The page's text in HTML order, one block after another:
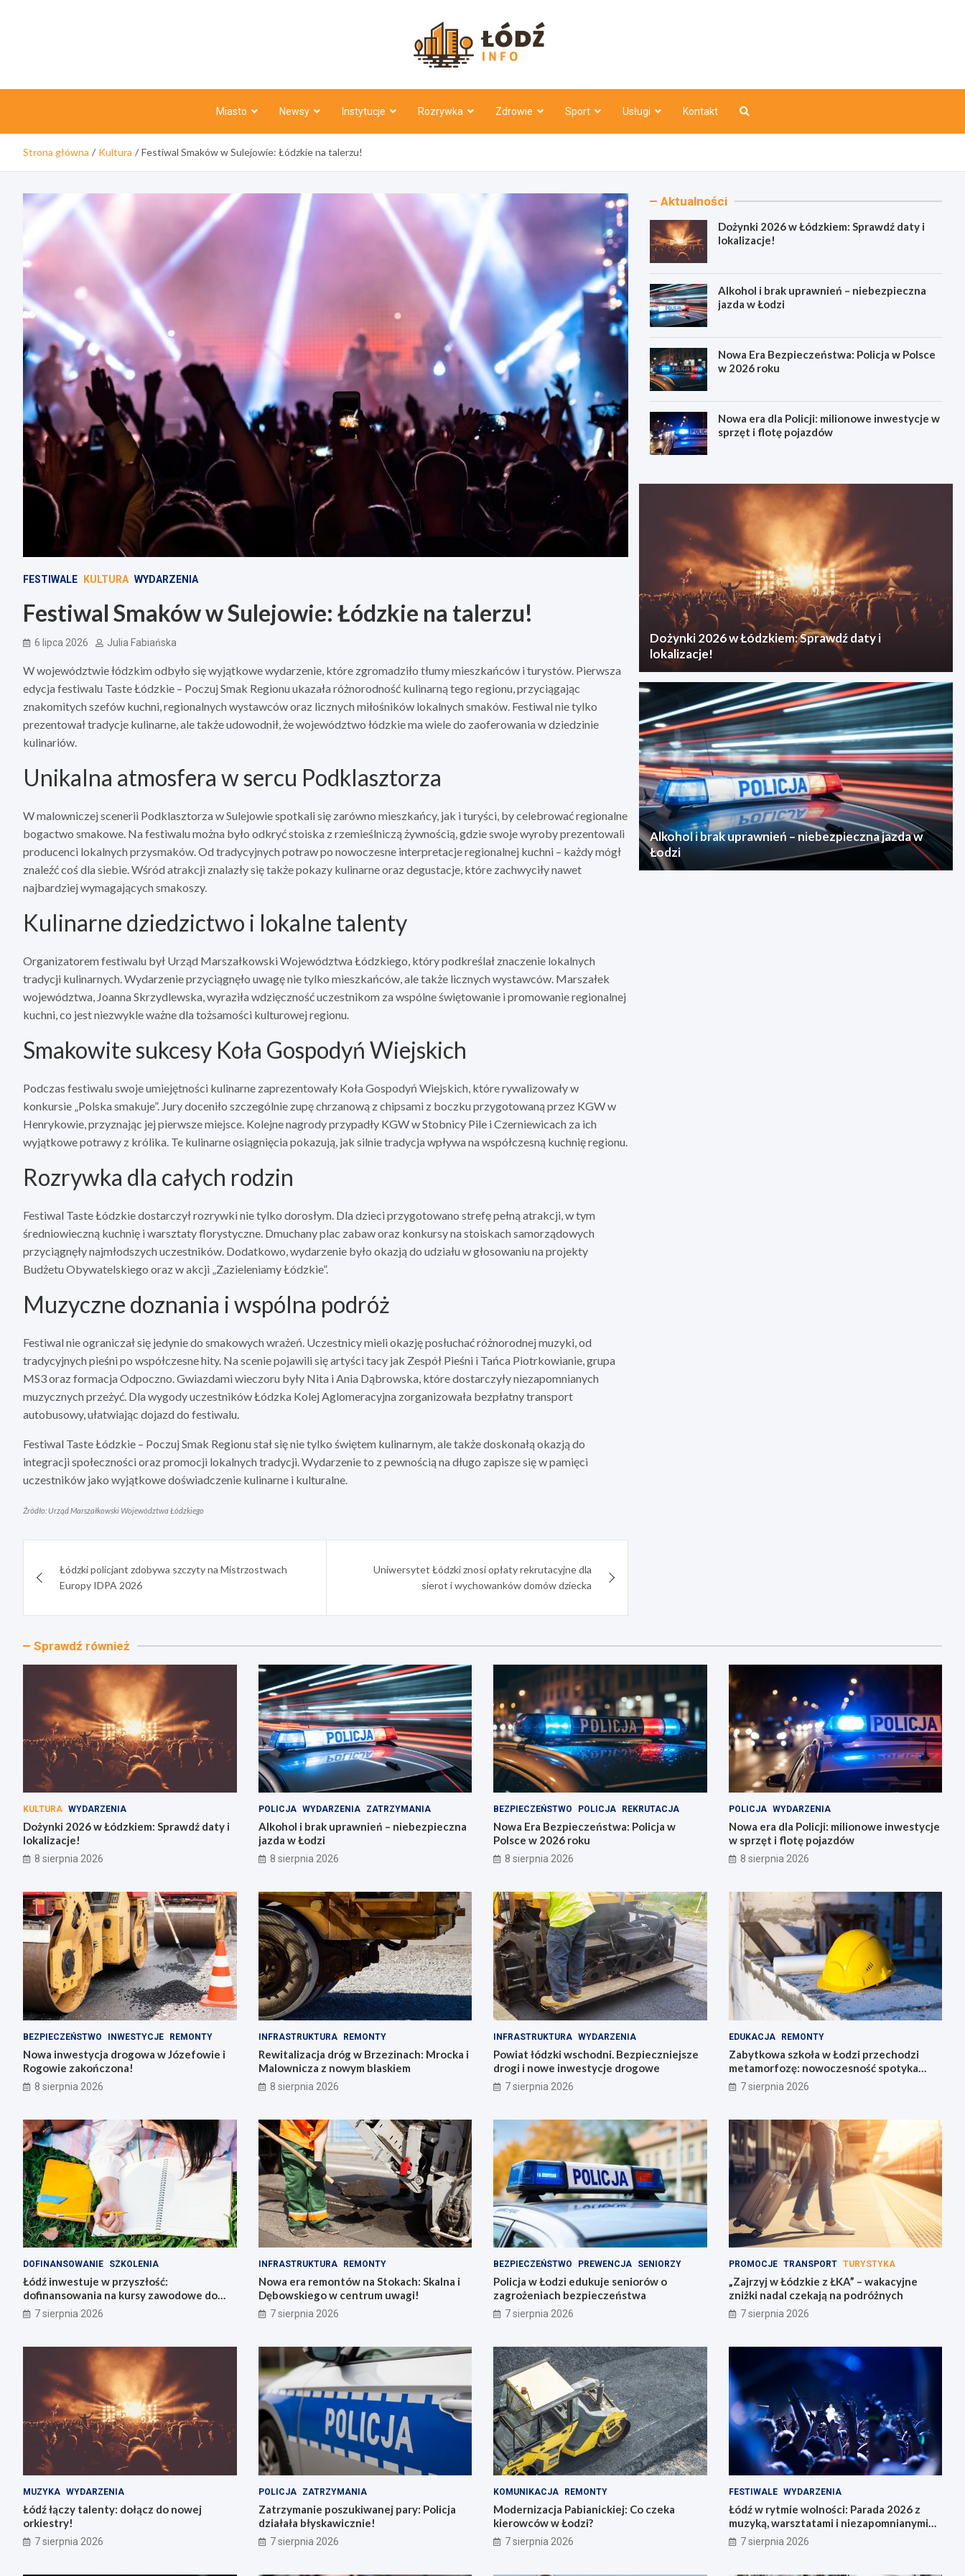
Miasto Newsy Instytucje Rozrywka Zdrowie Sport Usługi Kontakt
Strona główna Kultura Festiwal Smaków w Sulejowie: Łódzkie na talerzu!
FESTIWALE KULTURA WYDARZENIA
Festiwal Smaków w Sulejowie: Łódzkie na talerzu!
6 lipca 2026 Julia Fabiańska
W województwie łódzkim odbyło się wyjątkowe wydarzenie, które zgromadziło tłumy mieszkańców i turystów. Pierwsza
edycja festiwalu Taste Łódzkie – Poczuj Smak Regionu ukazała różnorodność kulinarną tego regionu, przyciągając
znakomitych szefów kuchni, regionalnych wystawców oraz licznych miłośników lokalnych smaków. Festiwal nie tylko
prezentował tradycje kulinarne, ale także udowodnił, że województwo łódzkie ma wiele do zaoferowania w dziedzinie
kulinariów.
Unikalna atmosfera w sercu Podklasztorza
W malowniczej scenerii Podklasztorza w Sulejowie spotkali się zarówno mieszkańcy, jak i turyści, by celebrować regionalne
bogactwo smakowe. Na festiwalu można było odkryć stoiska z rzemieślniczą żywnością, gdzie swoje wyroby prezentowali
producenci lokalnych przysmaków. Od tradycyjnych potraw po nowoczesne interpretacje regionalnej kuchni – każdy mógł
znaleźć coś dla siebie. Wśród atrakcji znalazły się także pokazy kulinarne oraz degustacje, które zachwyciły nawet
najbardziej wymagających smakoszy.
Kulinarne dziedzictwo i lokalne talenty
Organizatorem festiwalu był Urząd Marszałkowski Województwa Łódzkiego, który podkreślał znaczenie lokalnych
tradycji kulinarnych. Wydarzenie przyciągnęło uwagę nie tylko mieszkańców, ale także licznych wystawców. Marszałek
województwa, Joanna Skrzydlewska, wyraziła wdzięczność uczestnikom za wspólne świętowanie i promowanie regionalnej
kuchni, co jest niezwykle ważne dla tożsamości kulturowej regionu.
Smakowite sukcesy Koła Gospodyń Wiejskich
Podczas festiwalu swoje umiejętności kulinarne zaprezentowały Koła Gospodyń Wiejskich, które rywalizowały w
konkursie „Polska smakuje”. Jury doceniło szczególnie zupę chrzanową z chipsami z boczku przygotowaną przez KGW w
Henrykowie, przyznając jej pierwsze miejsce. Kolejne nagrody przypadły KGW w Stobnicy Pile i Czerniewicach za ich
wyjątkowe potrawy z królika. Te kulinarne osiągnięcia pokazują, jak silnie tradycja wpływa na współczesną kuchnię regionu.
Rozrywka dla całych rodzin
Festiwal Taste Łódzkie dostarczył rozrywki nie tylko dorosłym. Dla dzieci przygotowano strefę pełną atrakcji, w tym
średniowieczną kuchnię i warsztaty florystyczne. Dmuchany plac zabaw oraz konkursy na stoiskach samorządowych
przyciągnęły najmłodszych uczestników. Dodatkowo, wydarzenie było okazją do udziału w głosowaniu na projekty
Budżetu Obywatelskiego oraz w akcji „Zazieleniamy Łódzkie”.
Muzyczne doznania i wspólna podróż
Festiwal nie ograniczał się jedynie do smakowych wrażeń. Uczestnicy mieli okazję posłuchać różnorodnej muzyki, od
tradycyjnych pieśni po współczesne hity. Na scenie pojawili się artyści tacy jak Zespół Pieśni i Tańca Piotrkowianie, grupa
MS3 oraz formacja Odpoczno. Gwiazdami wieczoru były Nita i Ania Dąbrowska, które dostarczyły niezapomnianych
muzycznych przeżyć. Dla wygody uczestników Łódzka Kolej Aglomeracyjna zorganizowała bezpłatny transport
autobusowy, ułatwiając dojazd do festiwalu.
Festiwal Taste Łódzkie – Poczuj Smak Regionu stał się nie tylko świętem kulinarnym, ale także doskonałą okazją do
integracji społeczności oraz promocji lokalnych tradycji. Wydarzenie to z pewnością na długo zapisze się w pamięci
uczestników jako wyjątkowe doświadczenie kulinarne i kulturalne.
Źródło: Urząd Marszałkowski Województwa Łódzkiego
wpisuŁódzki policjant zdobywa szczyty na Mistrzostwach
Europy IDPA 2026
Uniwersytet Łódzki znosi opłaty rekrutacyjne dla
sierot i wychowanków domów dziecka
Aktualności
Dożynki 2026 w Łódzkiem: Sprawdź daty i
lokalizacje!
Alkohol i brak uprawnień – niebezpieczna
jazda w Łodzi
Nowa Era Bezpieczeństwa: Policja w Polsce
w 2026 roku
Nowa era dla Policji: milionowe inwestycje w
sprzęt i flotę pojazdów
Dożynki 2026 w Łódzkiem: Sprawdź daty i
lokalizacje!
Alkohol i brak uprawnień – niebezpieczna jazda w
Łodzi
Sprawdź również
KULTURA WYDARZENIA
Dożynki 2026 w Łódzkiem: Sprawdź daty i
lokalizacje!
8 sierpnia 2026
POLICJA WYDARZENIA ZATRZYMANIA
Alkohol i brak uprawnień – niebezpieczna
jazda w Łodzi
8 sierpnia 2026
BEZPIECZEŃSTWO POLICJA REKRUTACJA
Nowa Era Bezpieczeństwa: Policja w
Polsce w 2026 roku
8 sierpnia 2026
POLICJA WYDARZENIA
Nowa era dla Policji: milionowe inwestycje
w sprzęt i flotę pojazdów
8 sierpnia 2026
BEZPIECZEŃSTWO INWESTYCJE REMONTY
Nowa inwestycja drogowa w Józefowie i
Rogowie zakończona!
8 sierpnia 2026
INFRASTRUKTURA REMONTY
Rewitalizacja dróg w Brzezinach: Mrocka i
Malownicza z nowym blaskiem
8 sierpnia 2026
INFRASTRUKTURA WYDARZENIA
Powiat łódzki wschodni. Bezpieczniejsze
drogi i nowe inwestycje drogowe
7 sierpnia 2026
EDUKACJA REMONTY
Zabytkowa szkoła w Łodzi przechodzi
metamorfozę: nowoczesność spotyka
historię
7 sierpnia 2026
DOFINANSOWANIE SZKOLENIA
Łódź inwestuje w przyszłość:
dofinansowania na kursy zawodowe do
6800 zł!
7 sierpnia 2026
INFRASTRUKTURA REMONTY
Nowa era remontów na Stokach: Skalna i
Dębowskiego w centrum uwagi!
7 sierpnia 2026
BEZPIECZEŃSTWO PREWENCJA SENIORZY
Policja w Łodzi edukuje seniorów o
zagrożeniach bezpieczeństwa
7 sierpnia 2026
PROMOCJE TRANSPORT TURYSTYKA
„Zajrzyj w Łódzkie z ŁKA” – wakacyjne
zniżki nadal czekają na podróżnych
7 sierpnia 2026
MUZYKA WYDARZENIA
Łódź łączy talenty: dołącz do nowej
orkiestry!
7 sierpnia 2026
POLICJA ZATRZYMANIA
Zatrzymanie poszukiwanej pary: Policja
działała błyskawicznie!
7 sierpnia 2026
KOMUNIKACJA REMONTY
Modernizacja Pabianickiej: Co czeka
kierowców w Łodzi?
7 sierpnia 2026
FESTIWALE WYDARZENIA
Łódź w rytmie wolności: Parada 2026 z
muzyką, warsztatami i niezapomnianymi
przeżyciami!
7 sierpnia 2026